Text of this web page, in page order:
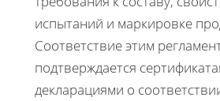
испытаний и маркировке
Соответствие этим
подтверждается
декларациями о